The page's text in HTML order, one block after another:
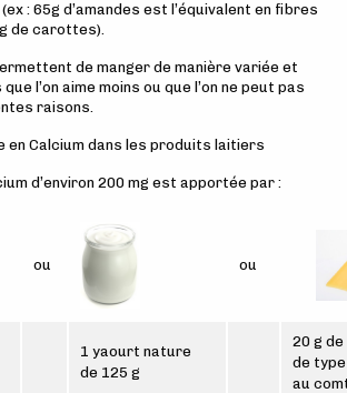
: 65g d’amandes est l’équivalent en fibres
de carottes).
de manger de manière variée et
l’on aime moins ou que l’on ne peut pas
raisons.
en Calcium dans les produits laitiers
d’environ 200 mg est apportée par :
ou ou
1 yaourt nature
de 125 g
20 g
de
au